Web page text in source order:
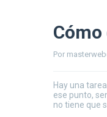
Por
Hay una
ese punto,
no tiene que